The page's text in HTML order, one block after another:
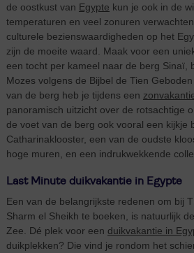
de oostkust van Egypte kun je ook in de
temperaturen en veel zonuren
culturele bezienswaardigheden op het
zijn de moeite waard. Maak voor een
een tocht per kameel naar de berg Sinaï,
Mozes volgens de Bijbel de Tien
van de berg heb je tijdens een
panoramisch uitzicht over de rotsachtige
de voet van de berg ook vooral een kijkje
Catharinaklooster, een van de oudste
hoge muren, en een indrukwekkende
Last Minute duikvakantie in Egypte
Een van de belangrijkste redenen om bij
Sharm el Sheikh te boeken, is natuurlijk
Zee. Dé plek voor een duikvakantie in
duikplekken? Die vind je rondom het